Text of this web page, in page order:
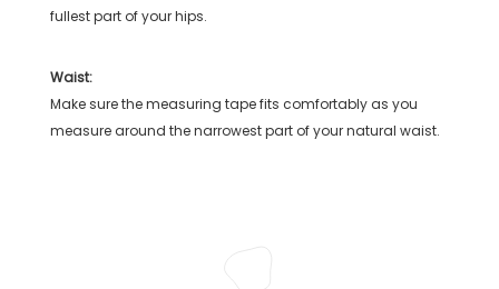
fullest part of your hips.
Waist:
Make sure the measuring tape fits comfortably as you
measure around the narrowest part of your natural waist.